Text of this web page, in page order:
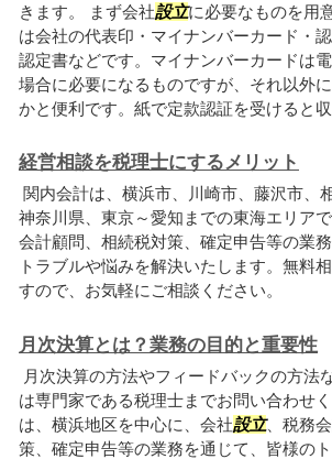
きます。 まず会社設立に必要なものを用
は会社の代表印・マイナンバーカード・
認定書などです。マイナンバーカードは
場合に必要になるものですが、それ以外
かと便利です。紙で定款認証を受けると
経営相談を税理士にするメリット
関内会計は、横浜市、川崎市、藤沢市、
神奈川県、東京～愛知までの東海エリア
会計顧問、相続税対策、確定申告等の業
トラブルや悩みを解決いたします。無料
すので、お気軽にご相談ください。
月次決算とは？業務の目的と重要性
月次決算の方法やフィードバックの方法
は専門家である税理士までお問い合わせ
は、横浜地区を中心に、会社設立、税務
策、確定申告等の業務を通じて、皆様の